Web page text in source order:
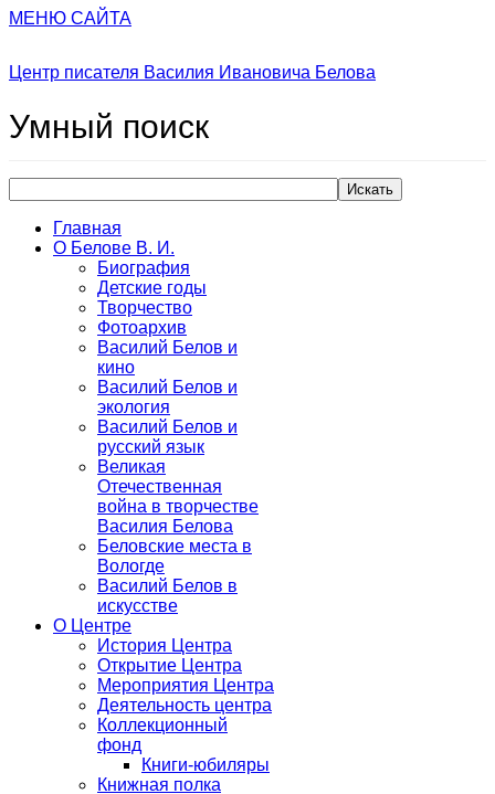
МЕНЮ САЙТА
Центр писателя Василия Ивановича Белова
Умный поиск
Искать
Главная
О Белове В. И.
Биография
Детские годы
Творчество
Фотоархив
Василий Белов и
кино
Василий Белов и
экология
Василий Белов и
русский язык
Великая
Отечественная
война в творчестве
Василия Белова
Беловские места в
Вологде
Василий Белов в
искусстве
О Центре
История Центра
Открытие Центра
Мероприятия Центра
Деятельность центра
Коллекционный
фонд
Книги-юбиляры
Книжная полка